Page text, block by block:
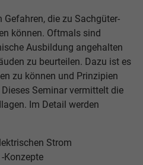
die zu Sachgüter-
können. Oftmals sind
Ausbildung angehalten
zu beurteilen. Dazu ist es
zu können und Prinzipien
Seminar vermittelt die
Im Detail werden
Strom
Konzepte